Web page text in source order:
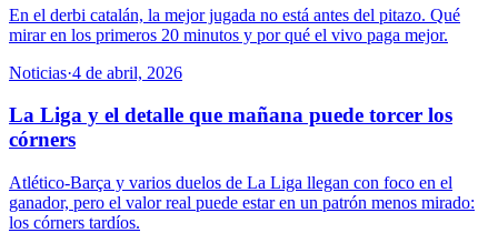
En el derbi catalán, la mejor jugada no está antes del pitazo. Qué
mirar en los primeros 20 minutos y por qué el vivo paga mejor.
Noticias·4 de abril, 2026
La Liga y el detalle que mañana puede torcer los
córners
Atlético-Barça y varios duelos de La Liga llegan con foco en el
ganador, pero el valor real puede estar en un patrón menos mirado:
los córners tardíos.